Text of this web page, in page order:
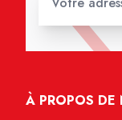
À PROPOS DE